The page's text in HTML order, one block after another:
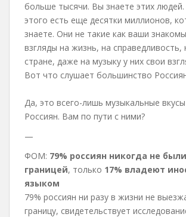
больше тысячи. Вы знаете этих
этого есть еще десятки миллионов,
знаете. Они не такие как ваши
взгляды на жизнь, на справедливость,
стране, даже на музыку у них свои
Вот что слушает большинство
Да, это всего-лишь музыкальные
Россиян. Вам по пути с ними?
—
ФОМ: 79% россиян никогда не
границей, только 17% владеют
языком
79% россиян ни разу в жизни не
границу, свидетельствует